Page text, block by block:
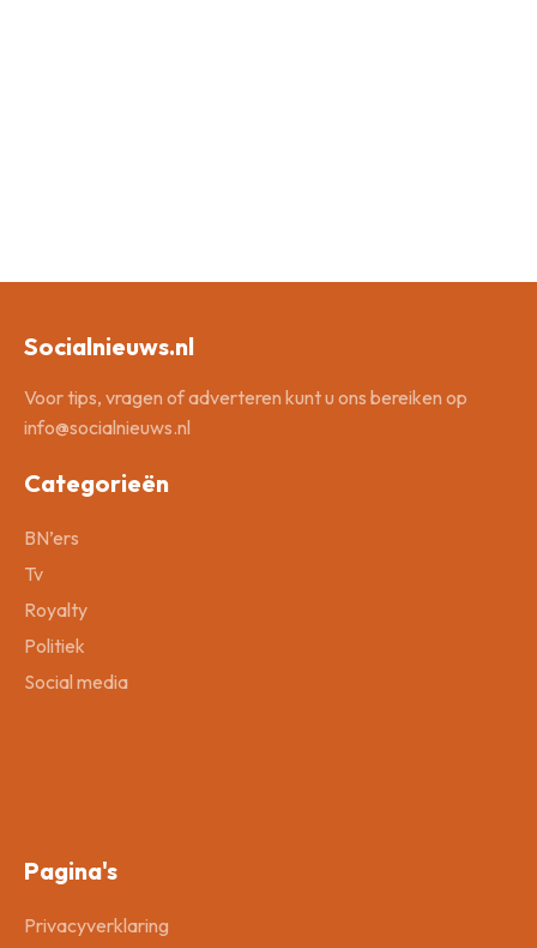
Socialnieuws.nl
Voor tips, vragen of adverteren kunt u ons bereiken op
info@socialnieuws.nl
Categorieën
BN’ers
Tv
Royalty
Politiek
Social media
Pagina's
Privacyverklaring